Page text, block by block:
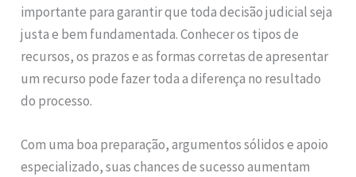
importante para garantir que toda decisão judicial seja
justa e bem fundamentada. Conhecer os tipos de
recursos, os prazos e as formas corretas de apresentar
um recurso pode fazer toda a diferença no resultado
do processo.
Com uma boa preparação, argumentos sólidos e apoio
especializado, suas chances de sucesso aumentam